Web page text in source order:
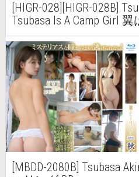
[HIGR-028][HIGR-028B]
Tsubasa Is A Camp Girl
[MBDD-2080B] Tsubasa